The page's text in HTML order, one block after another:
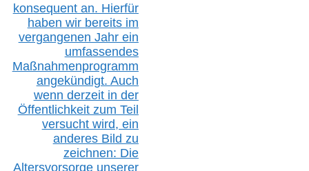
konsequent an. Hierfür
haben wir bereits im
vergangenen Jahr ein
umfassendes
Maßnahmenprogramm
angekündigt. Auch
wenn derzeit in der
Öffentlichkeit zum Teil
versucht wird, ein
anderes Bild zu
zeichnen: Die
Altersvorsorge unserer